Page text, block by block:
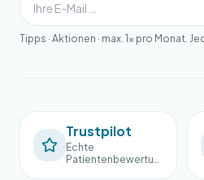
Tipps · Aktionen · max. 1× pro Monat.
Trustpilot
Echte
Patientenbewertun